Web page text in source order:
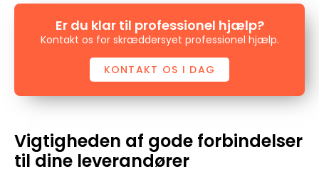
Er du klar til professionel hjælp?
Kontakt os for skræddersyet professionel hjælp.
KONTAKT OS I DAG
Vigtigheden af gode forbindelser
til dine leverandører